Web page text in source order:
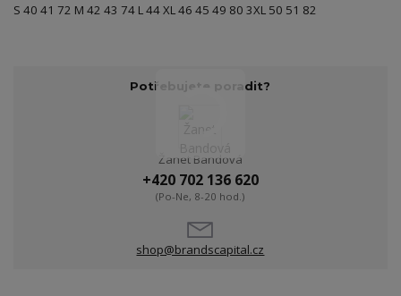
S 40 41 72 M 42 43 74 L 44 XL 46 45 49 80 3XL 50 51 82
Potřebujete poradit?
Žanet Bandová
+420 702 136 620
(Po-Ne, 8-20 hod.)
shop@brandscapital.cz